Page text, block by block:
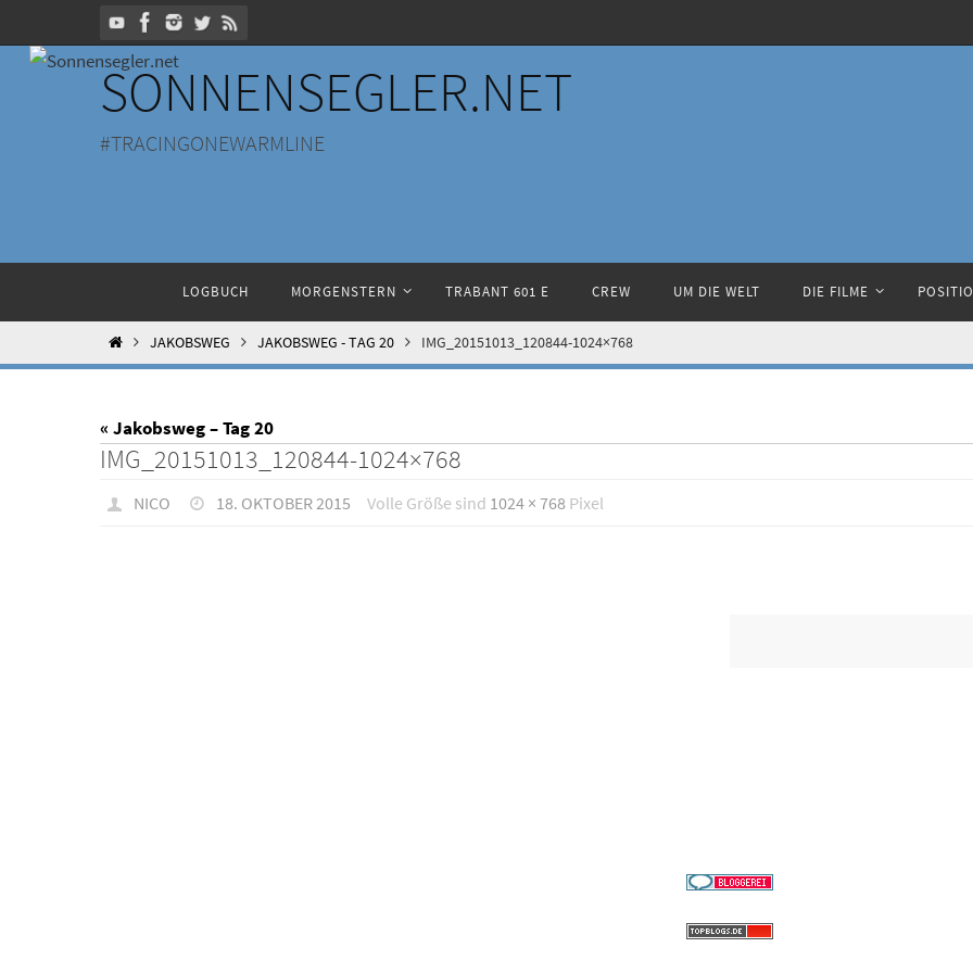
Inhalt
springen
SONNENSEGLER.NET
#TRACINGONEWARMLINE
springen
LOGBUCH MORGENSTERN TRABANT 601 E CREW UM DIE WELT DIE FILME
HOMEJAKOBSWEG JAKOBSWEG - TAG 20 IMG_20151013_120844-1024×768
« Jakobsweg – Tag 20
IMG_20151013_120844-1024×768
NICO 18. OKTOBER 2015 Volle Größe sind 1024 × 768 Pixel